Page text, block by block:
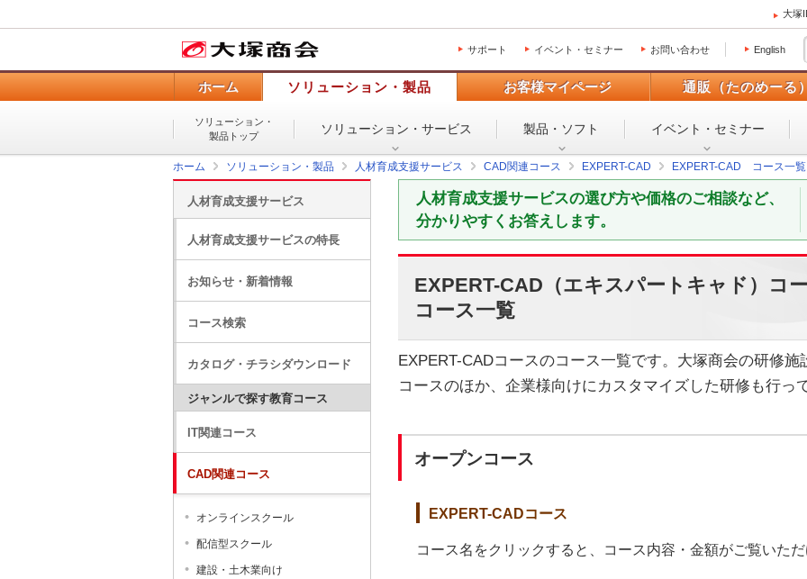
大塚
サポート イベント・セミナー お問い合わせ English
ホーム ソリューション・製品 お客様マイページ 通販（たのめーる）
ソリューション・
製品トップ
ソリューション・ サービス 製品・ソフト イベント・ セミナー
ホーム ソリューション・製品 人材育成支援サービス CAD関連コース EXPERT-CAD EXPERT-CAD コース一覧
人材育成支援サービスの選び方や価格のご相談など、
分かりやすくお答えします。
EXPERT-CAD（エキスパートキャド）コ
コース一覧
EXPERT-CADコースのコース一覧です。大塚商会の研修
コースのほか、企業様向けにカスタマイズした研修も行っ
オープンコース
EXPERT-CADコース
コース名をクリックすると、コース内容・金額がご覧いただ
人材育成支援サービス
人材育成支援サービスの特長
お知らせ・新着情報
コース検索
カタログ・チラシダウンロード
ジャンルで探す教育コース
IT関連コース
CAD関連コース
オンラインスクール
配信型スクール
建設・土木業向け